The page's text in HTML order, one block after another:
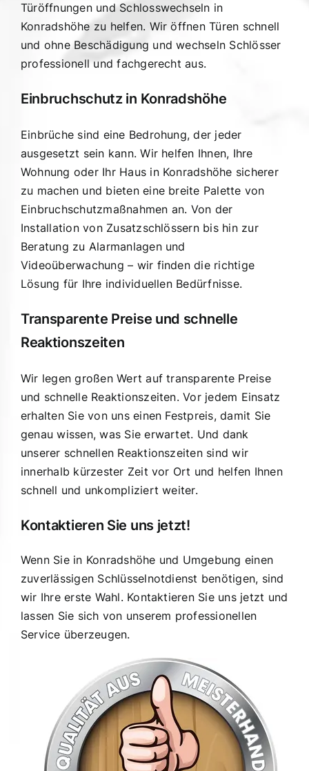
Türöffnungen und Schlosswechseln in
Konradshöhe zu helfen. Wir öffnen Türen schnell
und ohne Beschädigung und wechseln Schlösser
professionell und fachgerecht aus.
Einbruchschutz in Konradshöhe
Einbrüche sind eine Bedrohung, der jeder
ausgesetzt sein kann. Wir helfen Ihnen, Ihre
Wohnung oder Ihr Haus in Konradshöhe sicherer
zu machen und bieten eine breite Palette von
Einbruchschutzmaßnahmen an. Von der
Installation von Zusatzschlössern bis hin zur
Beratung zu Alarmanlagen und
Videoüberwachung – wir finden die richtige
Lösung für Ihre individuellen Bedürfnisse.
Transparente Preise und schnelle
Reaktionszeiten
Wir legen großen Wert auf transparente Preise
und schnelle Reaktionszeiten. Vor jedem Einsatz
erhalten Sie von uns einen Festpreis, damit Sie
genau wissen, was Sie erwartet. Und dank
unserer schnellen Reaktionszeiten sind wir
innerhalb kürzester Zeit vor Ort und helfen Ihnen
schnell und unkompliziert weiter.
Kontaktieren Sie uns jetzt!
Wenn Sie in Konradshöhe und Umgebung einen
zuverlässigen Schlüsselnotdienst benötigen, sind
wir Ihre erste Wahl. Kontaktieren Sie uns jetzt und
lassen Sie sich von unserem professionellen
Service überzeugen.